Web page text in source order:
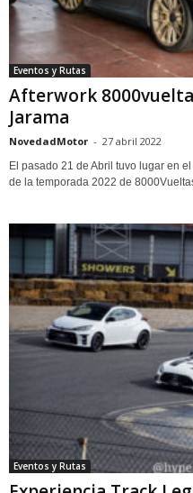
Eventos y Rutas
Afterwork
Jarama
NovedadMotor - 27 abril 2022
El pasado 21 de Abril tuvo lugar en
de la temporada 2022 de
Eventos y Rutas